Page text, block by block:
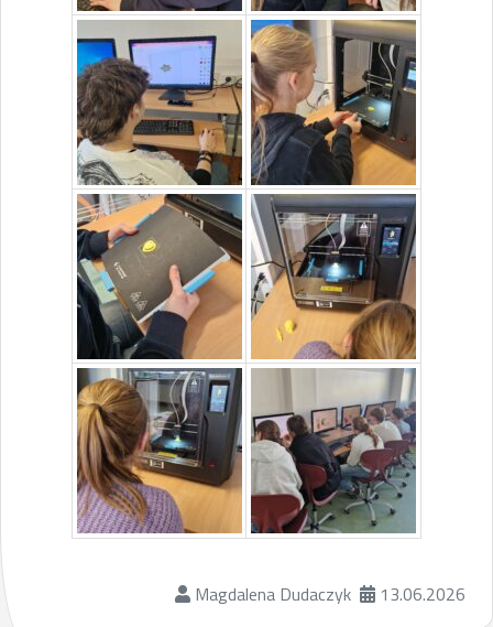
Magdalena Dudaczyk 13.06.2026